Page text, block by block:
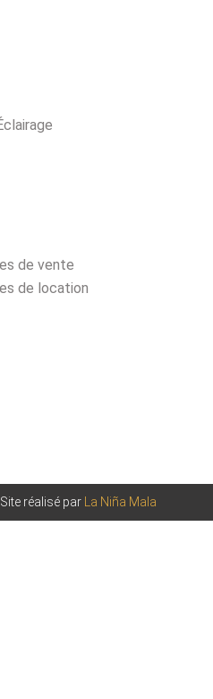
de vente
de location
réalisé par La Niña Mala